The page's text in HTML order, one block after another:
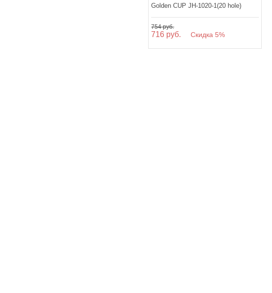
Golden CUP JH-1020-1(20 hole)
754 руб.
716 руб. Скидка 5%